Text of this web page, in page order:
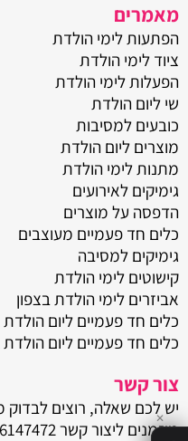
מאמרים
הפתעות לימי הולדת
ציוד לימי הולדת
הפעלות לימי הולדת
שי ליום הולדת
כובעים למסיבות
מוצרים ליום הולדת
מתנות לימי הולדת
גימיקים לאירועים
הדפסה על מוצרים
כלים חד פעמיים מעוצבים
גימיקים למסיבה
קישוטים לימי הולדת
אביזרים לימי הולדת בצפון
כלים חד פעמיים ליום הולדת
כלים חד פעמיים ליום
צור קשר
יש לכם שאלה, רוצים לבדוק
מוזמנים ליצור קשר
✕